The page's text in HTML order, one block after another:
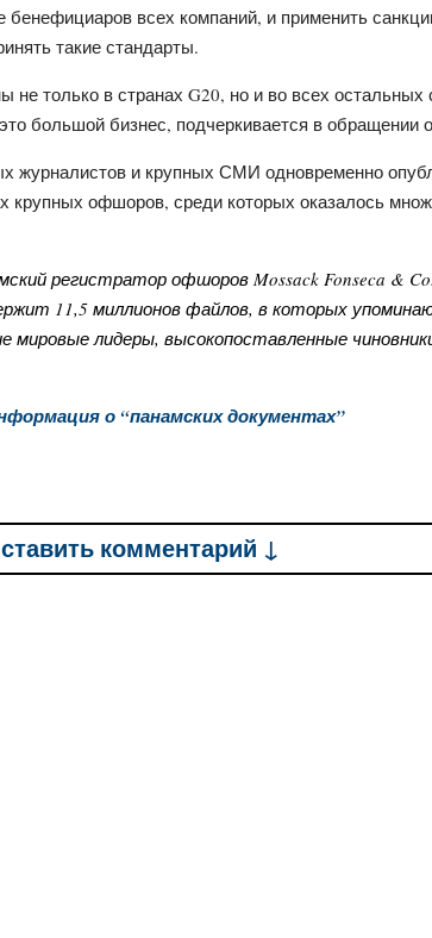
всех компаний, и применить
такие стандарты.
только в странах G20, но и во всех остальных
большой бизнес, подчеркивается в обращении
журналистов и крупных СМИ одновременно
крупных офшоров, среди которых оказалось
регистратор офшоров Mossack Fonseca &
11,5 миллионов файлов, в которых
лидеры, высокопоставленные
о “панамских документах”
комментарий ↓